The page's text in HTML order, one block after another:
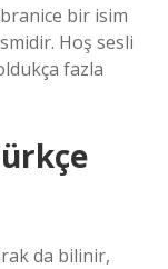
bir isim
Hoş sesli
fazla
da bilinir,